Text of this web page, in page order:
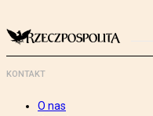
KONTAKT
O nas